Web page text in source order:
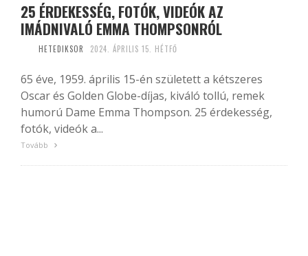
25 ÉRDEKESSÉG, FOTÓK, VIDEÓK AZ
IMÁDNIVALÓ EMMA THOMPSONRÓL
HETEDIKSOR 2024. ÁPRILIS 15. HÉTFŐ
65 éve, 1959. április 15-én született a kétszeres
Oscar és Golden Globe-díjas, kiváló tollú, remek
humorú Dame Emma Thompson. 25 érdekesség,
fotók, videók a...
Tovább